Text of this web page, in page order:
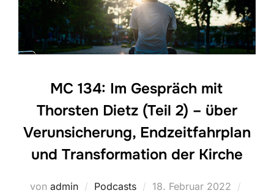
MC 134: Im Gespräch mit
Thorsten Dietz (Teil 2) – über
Verunsicherung, Endzeitfahrplan
und Transformation der Kirche
von admin Podcasts
Veröffentlicht
18. Februar 2022